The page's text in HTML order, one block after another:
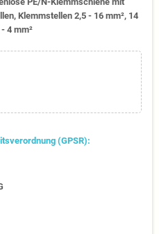
Klemmstellen 2,5 - 16 mm², 14
4 mm²
(GPSR):